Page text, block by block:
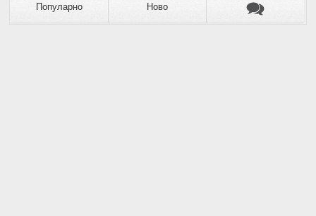
Популарно Ново